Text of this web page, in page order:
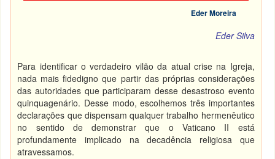
Eder Moreira
Eder Silva
Para identificar o verdadeiro vilão da atual crise na Igreja,
nada mais fidedigno que partir das próprias considerações
das autoridades que participaram desse desastroso evento
quinquagenário. Desse modo, escolhemos três importantes
declarações que dispensam qualquer trabalho hermenêutico
no sentido de demonstrar que o Vaticano II está
profundamente implicado na decadência religiosa que
atravessamos.